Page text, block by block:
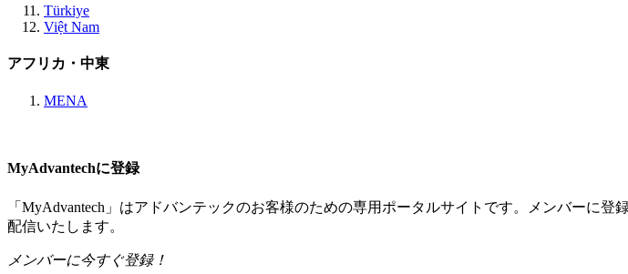
Türkiye
Việt Nam
アフリカ・中東
MENA
MyAdvantechに登録
「MyAdvantech」はアドバンテックのお客様のための専用ポータルサイトです。メンバーに
配信いたします。
メンバーに今すぐ登録！